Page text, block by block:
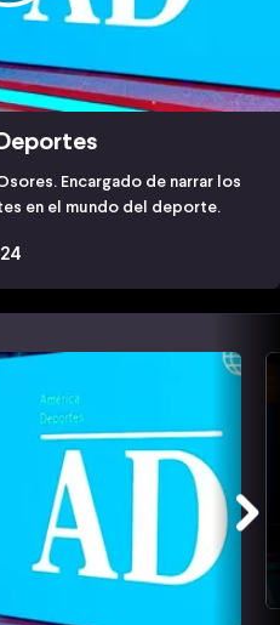
Encargado de narrar los
en el mundo del deporte.